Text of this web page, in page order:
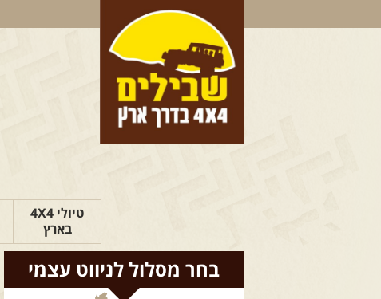
טיולי 4X4
בארץ
בחר מסלול לניווט עצמי